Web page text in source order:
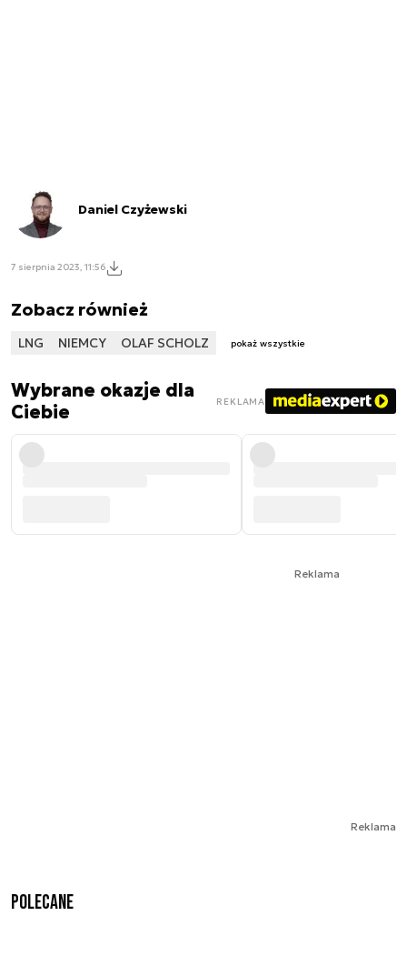
Daniel Czyżewski
7 sierpnia 2023, 11:56
Zobacz również
LNG NIEMCY OLAF SCHOLZ pokaż wszystkie
Wybrane okazje dla
Ciebie
REKLAMA
Reklama
Reklama
Polecane